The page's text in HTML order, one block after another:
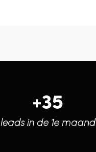
+35
leads in de 1e maand